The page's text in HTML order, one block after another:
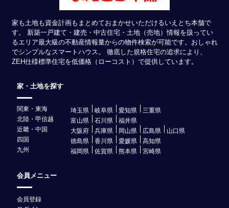
家も土地も資金計画もまとめておまかせいただけるいえとち本舗で
す。 新築一戸建て・建売・中古住宅・土地（売地）情報を扱ってい
るエリア最大級の不動産情報量からの物件検索が可能です。おしゃれ
でシンプルなスマートハウス。 徹底した規格住宅の追求により、
ZEH仕様標準住宅を低価格（ローコスト）で提供しています。
家・土地を探す
関東・東海 埼玉県 岐阜県 愛知県
三重県
北陸・甲信越
富山県 石川県
福井県
近畿・中国
大阪府 兵庫県 岡山県 広島県
山口県
四国
徳島県 香川県 愛媛県
高知県
九州
福岡県 佐賀県 熊本県 宮崎県
会員メニュー
会員登録